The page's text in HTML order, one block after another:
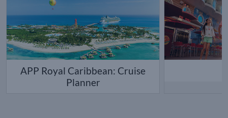
APP Royal Caribbean: Cruise
Planner